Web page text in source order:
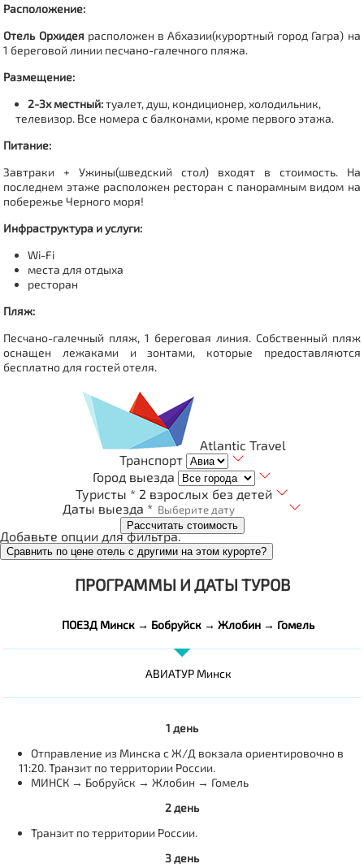
Расположение:
Отель Орхидея расположен в Абхазии(курортный город Гагра) на
1 береговой линии песчано-галечного пляжа.
Размещение:
2-3х местный: туалет, душ, кондиционер, холодильник,
телевизор. Все номера с балконами, кроме первого этажа.
Питание:
Завтраки + Ужины(шведский стол) входят в стоимость. На
последнем этаже расположен ресторан с панорамным видом на
побережье Черного моря!
Инфраструктура и услуги:
Wi-Fi
места для отдыха
ресторан
Пляж:
Песчано-галечный пляж, 1 береговая линия. Собственный пляж
оснащен лежаками и зонтами, которые предоставляются
бесплатно для гостей отеля.
Atlantic Travel
Транспорт
Город выезда
Туристы * 2 взрослых без детей
Даты выезда *
Рассчитать стоимость
Добавьте опции для фильтра.
Сравнить по цене отель с другими на этом курорте?
ПРОГРАММЫ И ДАТЫ ТУРОВ
ПОЕЗД Минск → Бобруйск → Жлобин → Гомель
АВИАТУР Минск
1 день
Отправление из Минска с Ж/Д вокзала ориентировочно в
11:20. Транзит по территории России.
МИНСК → Бобруйск → Жлобин → Гомель
2 день
Транзит по территории России.
3 день